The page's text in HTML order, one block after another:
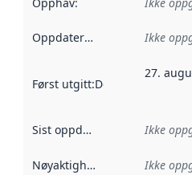
Oppdateringsfrekvens :
Ikke
Først utgitt:Denne datoen
27.
Sist oppdatert Ikke
Nøyaktighet Ikke